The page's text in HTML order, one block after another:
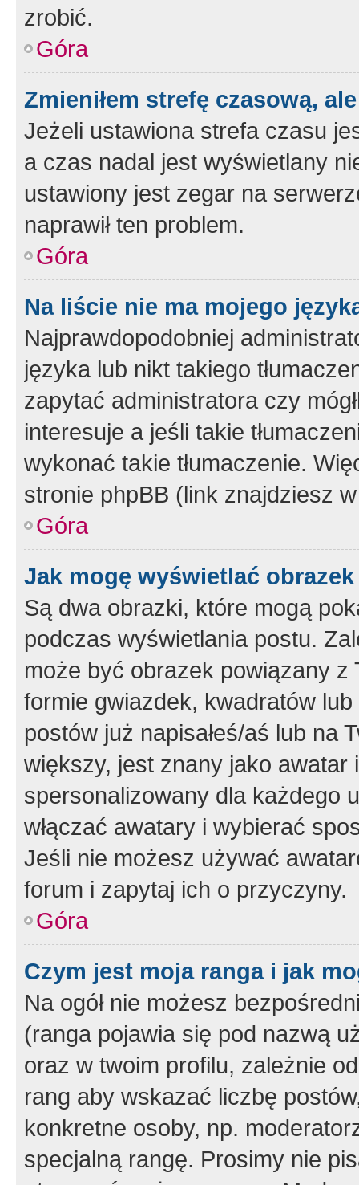
zrobić.
Góra
Zmieniłem strefę czasową,
Jeżeli ustawiona strefa czasu
a czas nadal jest wyświetlany
ustawiony jest zegar na
naprawił ten problem.
Góra
Na liście nie ma mojego
Najprawdopodobniej
języka lub nikt takiego
zapytać administratora czy
interesuje a jeśli takie
wykonać takie tłumaczenie.
stronie phpBB (link znajdziesz
Góra
Jak mogę wyświetlać
Są dwa obrazki, które mogą
podczas wyświetlania postu.
może być obrazek powiązany z
formie gwiazdek, kwadratów
postów już napisałeś/aś lub na
większy, jest znany jako
spersonalizowany dla każdego
włączać awatary i wybierać
Jeśli nie możesz używać
forum i zapytaj ich o przyczyny.
Góra
Czym jest moja ranga i jak
Na ogół nie możesz
(ranga pojawia się pod nazwą
oraz w twoim profilu, zależnie
rang aby wskazać liczbę
konkretne osoby, np.
specjalną rangę. Prosimy nie